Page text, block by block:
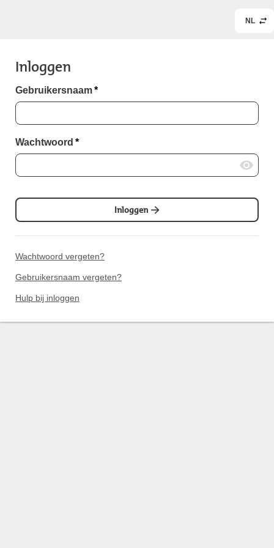
NL
Inloggen
Gebruikersnaam*
Wachtwoord *
Inloggen
Wachtwoord vergeten?
Gebruikersnaam vergeten?
Hulp bij inloggen